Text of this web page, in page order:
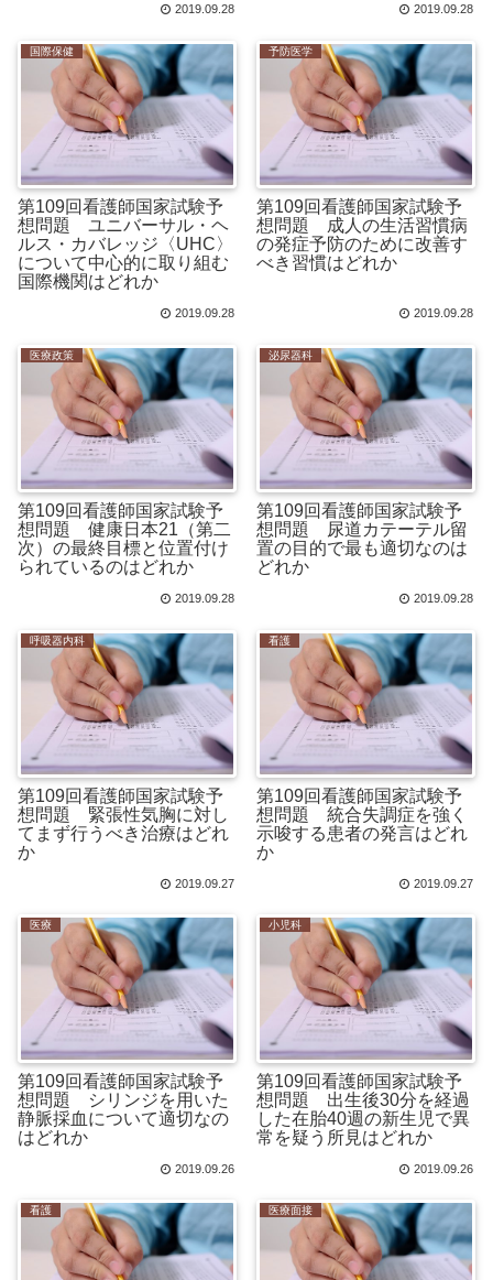
2019.09.28 2019.09.28
国際保健
第109回看護師国家試験予
想問題 ユニバーサル・ヘ
ルス・カバレッジ〈UHC〉
について中心的に取り組む
国際機関はどれか
2019.09.28
予防医学
第109回看護師国家試験予
想問題 成人の生活習慣病
の発症予防のために改善す
べき習慣はどれか
2019.09.28
医療政策
第109回看護師国家試験予
想問題 健康日本21（第二
次）の最終目標と位置付け
られているのはどれか
2019.09.28
泌尿器科
第109回看護師国家試験予
想問題 尿道カテーテル留
置の目的で最も適切なのは
どれか
2019.09.28
呼吸器内科
第109回看護師国家試験予
想問題 緊張性気胸に対し
てまず行うべき治療はどれ
か
2019.09.27
看護
第109回看護師国家試験予
想問題 統合失調症を強く
示唆する患者の発言はどれ
か
2019.09.27
医療
第109回看護師国家試験予
想問題 シリンジを用いた
静脈採血について適切なの
はどれか
2019.09.26
小児科
第109回看護師国家試験予
想問題 出生後30分を経過
した在胎40週の新生児で異
常を疑う所見はどれか
2019.09.26
看護 医療面接